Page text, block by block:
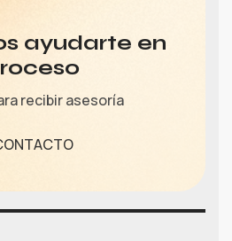
ayudarte en
recibir asesoría